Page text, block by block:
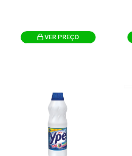
VER PREÇO